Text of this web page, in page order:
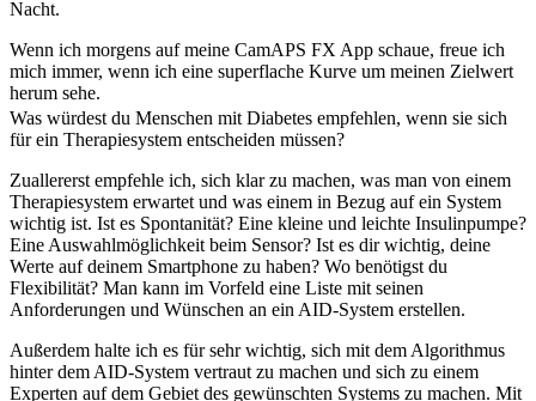
Nacht.
Wenn ich morgens auf meine CamAPS FX App schaue, freue ich
mich immer, wenn ich eine superflache Kurve um meinen Zielwert
herum sehe.
Was würdest du Menschen mit Diabetes empfehlen, wenn sie sich
für ein Therapiesystem entscheiden müssen?
Zuallererst empfehle ich, sich klar zu machen, was man von einem
Therapiesystem erwartet und was einem in Bezug auf ein System
wichtig ist. Ist es Spontanität? Eine kleine und leichte Insulinpumpe?
Eine Auswahlmöglichkeit beim Sensor? Ist es dir wichtig, deine
Werte auf deinem Smartphone zu haben? Wo benötigst du
Flexibilität? Man kann im Vorfeld eine Liste mit seinen
Anforderungen und Wünschen an ein AID-System erstellen.
Außerdem halte ich es für sehr wichtig, sich mit dem Algorithmus
hinter dem AID-System vertraut zu machen und sich zu einem
Experten auf dem Gebiet des gewünschten Systems zu machen. Mit